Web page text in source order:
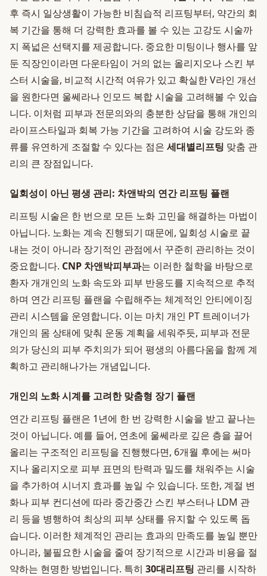
후 즉시 일상생활이 가능한 비침습적 리프팅부터, 약간의 회
복 기간을 통해 더 강력한 효과를 볼 수 있는 고강도 시술까
지 폭넓은 선택지를 제공합니다. 중요한 미팅이나 행사를 앞
둔 직장인이라면 다운타임이 거의 없는 올리지오나 스킨 부
스터 시술을, 비교적 시간적 여유가 있고 확실한 V라인 개선
을 원한다면 울쎄라나 인모드 복합 시술을 고려해볼 수 있습
니다. 이처럼 피부과 전문의와의 충분한 상담을 통해 개인의
라이프스타일과 회복 가능 기간을 고려하여 시술 강도와 종
류를 유연하게 조절할 수 있다는 점은 세대별리프팅 맞춤 관
리의 큰 장점입니다.
일회성이 아닌 평생 관리: 차앤박의 연간 리프팅 플랜
리프팅 시술은 한 번으로 모든 노화 고민을 해결하는 마법이
아닙니다. 노화는 계속 진행되기 때문에, 일회성 시술로 끝
내는 것이 아니라 장기적인 관점에서 꾸준히 관리하는 것이
중요합니다. CNP 차앤박피부과는 이러한 철학을 바탕으로
환자 개개인의 노화 속도와 피부 반응도를 지속적으로 추적
하며 연간 리프팅 플랜을 수립해주는 체계적인 안티에이징
관리 시스템을 운영합니다. 이는 마치 개인 PT 트레이너가
개인의 몸 상태에 맞춰 운동 계획을 세워주듯, 피부과 전문
의가 당신의 피부 주치의가 되어 평생의 아름다움을 함께 계
획하고 관리해나가는 개념입니다.
개인의 노화 시계를 고려한 맞춤형 장기 플랜
연간 리프팅 플랜은 1년에 한 번 강력한 시술을 받고 끝나는
것이 아닙니다. 예를 들어, 연초에 울쎄라로 깊은 층을 끌어
올리는 구조적인 리프팅을 진행했다면, 6개월 후에는 써마
지나 올리지오로 피부 표면의 탄력과 밀도를 채워주는 시술
을 추가하여 시너지 효과를 높일 수 있습니다. 또한, 계절 변
화나 피부 컨디션에 따라 중간중간 스킨 부스터나 LDM 관
리 등을 병행하여 최상의 피부 상태를 유지할 수 있도록 돕
습니다. 이러한 체계적인 관리는 효과의 만족도를 높일 뿐만
아니라, 불필요한 시술을 줄여 장기적으로 시간과 비용을 절
약하는 현명한 방법입니다. 특히 30대리프팅 관리를 시작하